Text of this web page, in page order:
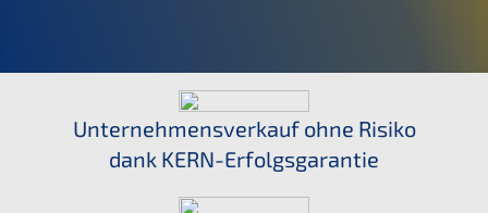
Unterneh­mens­ver­kauf ohne Risiko
dank KERN-Erfolgsgarantie